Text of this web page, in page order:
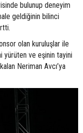
bulunup deneyim
geldiğinin bilinci
olan kuruluşlar ile
yürüten ve eşinin tayini
Neriman Avcı’ya